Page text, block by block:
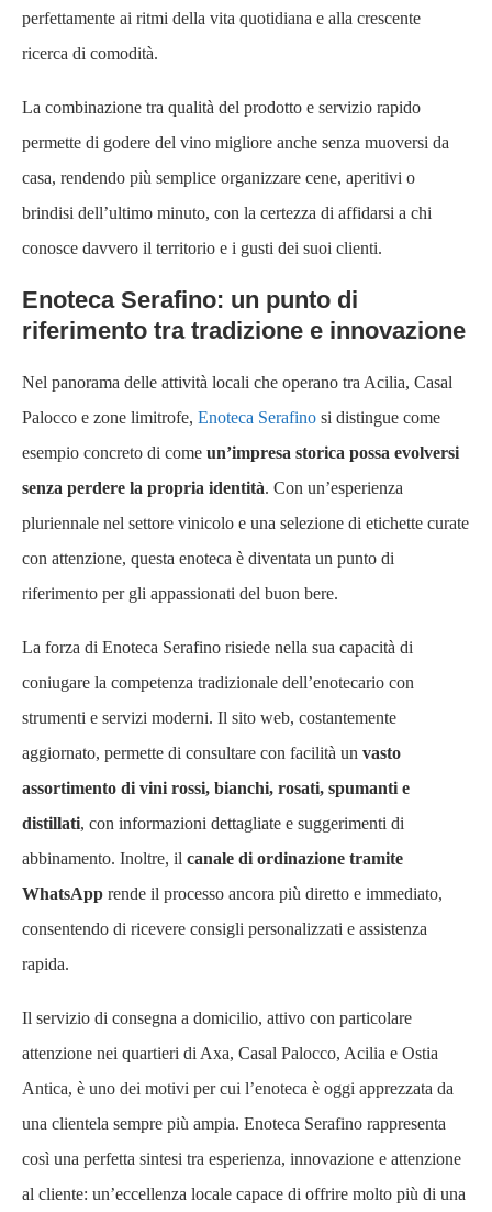
perfettamente ai ritmi della vita quotidiana e alla crescente
ricerca di comodità.
La combinazione tra qualità del prodotto e servizio rapido
permette di godere del vino migliore anche senza muoversi da
casa, rendendo più semplice organizzare cene, aperitivi o
brindisi dell’ultimo minuto, con la certezza di affidarsi a chi
conosce davvero il territorio e i gusti dei suoi clienti.
Enoteca Serafino: un punto di
riferimento tra tradizione e innovazione
Nel panorama delle attività locali che operano tra Acilia, Casal
Palocco e zone limitrofe, Enoteca Serafino si distingue come
esempio concreto di come un’impresa storica possa evolversi
senza perdere la propria identità. Con un’esperienza
pluriennale nel settore vinicolo e una selezione di etichette curate
con attenzione, questa enoteca è diventata un punto di
riferimento per gli appassionati del buon bere.
La forza di Enoteca Serafino risiede nella sua capacità di
coniugare la competenza tradizionale dell’enotecario con
strumenti e servizi moderni. Il sito web, costantemente
aggiornato, permette di consultare con facilità un vasto
assortimento di vini rossi, bianchi, rosati, spumanti e
distillati, con informazioni dettagliate e suggerimenti di
abbinamento. Inoltre, il canale di ordinazione tramite
WhatsApp rende il processo ancora più diretto e immediato,
consentendo di ricevere consigli personalizzati e assistenza
rapida.
Il servizio di consegna a domicilio, attivo con particolare
attenzione nei quartieri di Axa, Casal Palocco, Acilia e Ostia
Antica, è uno dei motivi per cui l’enoteca è oggi apprezzata da
una clientela sempre più ampia. Enoteca Serafino rappresenta
così una perfetta sintesi tra esperienza, innovazione e attenzione
al cliente: un’eccellenza locale capace di offrire molto più di una